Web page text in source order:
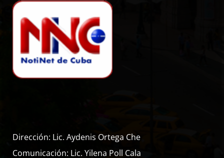
Dirección: Lic. Aydenis Ortega Che
Comunicación: Lic. Yilena Poll Cala